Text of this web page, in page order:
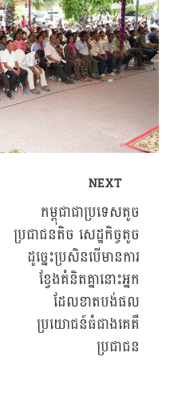
NEXT
កម្ពុជាជាប្រទេសតូច
ប្រជាជនតិច សេដ្ឋកិច្ចតូច
ដូច្នេះប្រសិនបើមានការ
ខ្វែងគំនិតគ្នានោះអ្នក
ដែលខាតបង់ផល
ប្រយោជន៍ធំជាងគេគឺ
ប្រជាជន